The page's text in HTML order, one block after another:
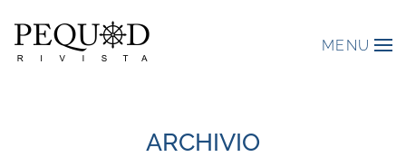
MENU
ARCHIVIO